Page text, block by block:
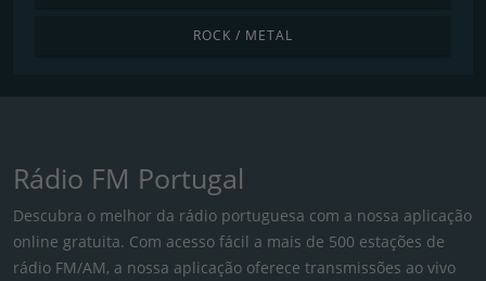
ROCK / METAL
Rádio FM Portugal
Descubra o melhor da rádio portuguesa com a nossa aplicação
online gratuita. Com acesso fácil a mais de 500 estações de
rádio FM/AM, a nossa aplicação oferece transmissões ao vivo